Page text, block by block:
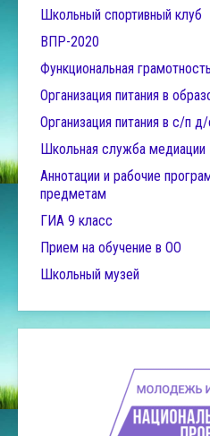
Школьный спортивный клуб
ВПР-2020
Функциональная грамотность
Организация питания в
Организация питания в с/п
Школьная служба медиации
Аннотации и рабочие
предметам
ГИА 9 класс
Прием на обучение в ОО
Школьный музей